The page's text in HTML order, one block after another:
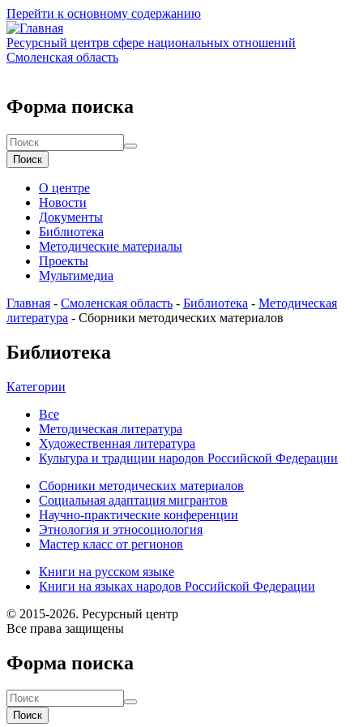
Перейти к основному содержанию
Ресурсный центрв сфере национальных отношений
Смоленская область
Форма поиска
Поиск
О центре
Новости
Документы
Библиотека
Методические материалы
Проекты
Мультимедиа
Главная - Смоленская область - Библиотека - Методическая
литература - Сборники методических материалов
Библиотека
Категории
Все
Методическая литература
Художественная литература
Культура и традиции народов Российской Федерации
Сборники методических материалов
Социальная адаптация мигрантов
Научно-практические конференции
Этнология и этносоциология
Мастер класс от регионов
Книги на русском языке
Книги на языках народов Российской Федерации
© 2015-2026. Ресурсный центр
Все права защищены
Форма поиска
Поиск